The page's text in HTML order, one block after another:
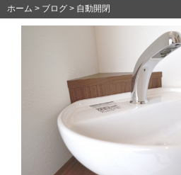
ホーム > ブログ > 自動開閉